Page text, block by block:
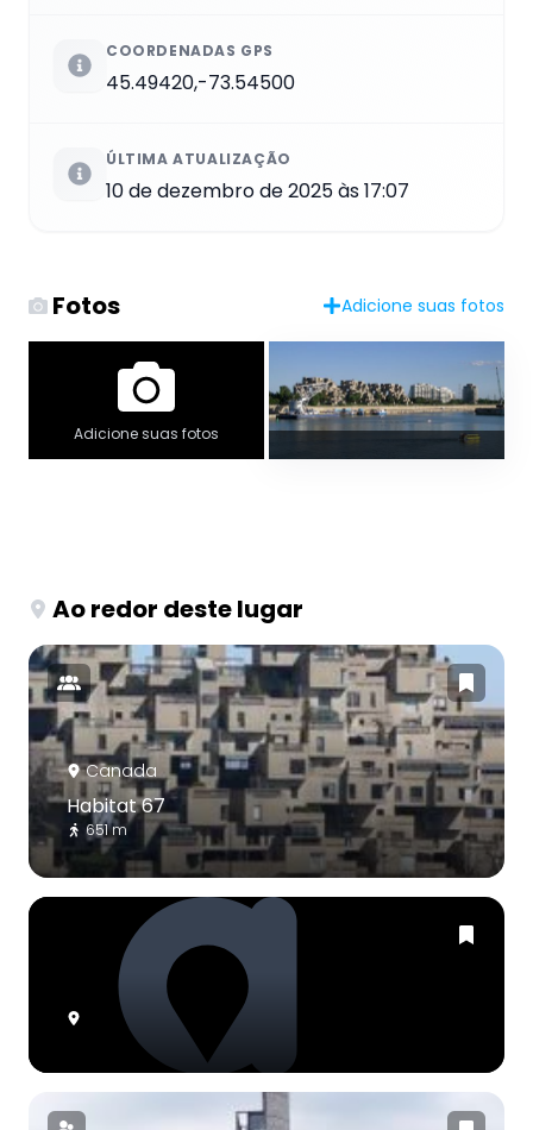
COORDENADAS GPS
45.49420,-73.54500
ÚLTIMA ATUALIZAÇÃO
10 de dezembro de 2025 às 17:07
Fotos Adicione suas fotos
Adicione suas fotos
Ao redor deste lugar
Canada
Habitat 67
651 m